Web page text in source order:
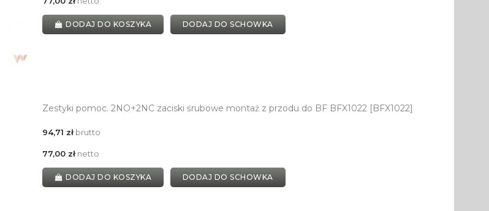
DODAJ DO KOSZYKA DODAJ DO SCHOWKA
Zestyki pomoc. 2NO+2NC zaciski śrubowe montaż z przodu do BF BFX1022 [BFX1022]
94,71 złbrutto
77,00 złnetto
DODAJ DO KOSZYKA DODAJ DO SCHOWKA